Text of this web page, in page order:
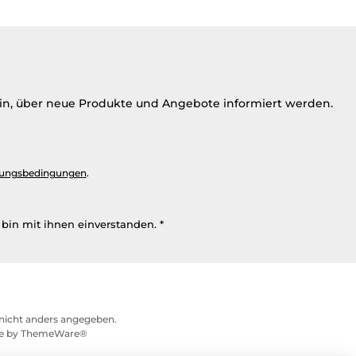
über neue Produkte und Angebote informiert werden.
.
mit ihnen einverstanden. *
anders angegeben.
by ThemeWare®